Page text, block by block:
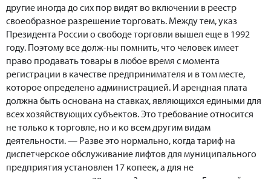
другие иногда до сих пор видят во включении в реестр
своеобразное разрешение торговать. Между тем, указ
Президента России о свободе торговли вышел еще в 1992
году. Поэтому все долж-ны помнить, что человек имеет
право продавать товары в любое время с момента
регистрации в качестве предпринимателя и в том месте,
которое определено администрацией. И арендная плата
должна быть основана на ставках, являющихся едиными для
всех хозяйствующих субъектов. Это требование относится
не только к торговле, но и ко всем другим видам
деятельности. — Разве это нормально, когда тариф на
диспетчерское обслуживание лифтов для муниципального
предприятия установлен 17 копеек, а для не